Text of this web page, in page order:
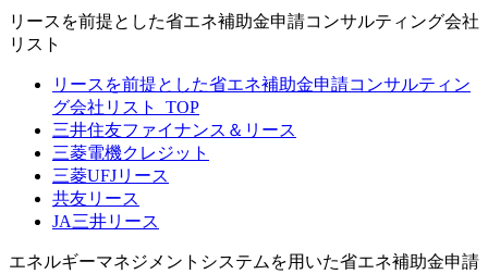
リースを前提とした省エネ補助金申請コンサルティング会社
リスト
リースを前提とした省エネ補助金申請コンサルティン
グ会社リスト_TOP
三井住友ファイナンス＆リース
三菱電機クレジット
三菱UFJリース
共友リース
JA三井リース
エネルギーマネジメントシステムを用いた省エネ補助金申請